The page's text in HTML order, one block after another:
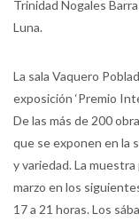
Trinidad Nogales
Luna.
La sala Vaquero
exposición ‘Premio
De las más de 200
que se exponen en la
y variedad. La
marzo en los
17 a 21 horas. Los